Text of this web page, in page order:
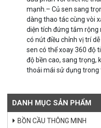
mạnh.– Củ sen sang
dàng thao tác cùng vòi
diện tích đứng tắm rộng
có nút điều chỉnh vị trí
sen có thể xoay 360 độ
độ bền cao, sang trọng,
thoải mái sử dụng trong
DANH MỤC SẢN PHẨM
BỒN CẦU THÔNG MINH